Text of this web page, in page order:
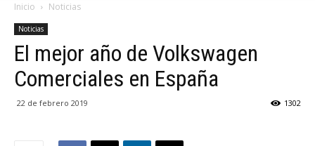
Inicio Noticias
Noticias
El mejor año de Volkswagen
Comerciales en España
22 de febrero 2019 1302